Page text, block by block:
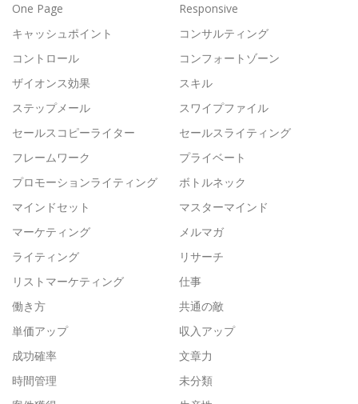
One Page
Responsive
キャッシュポイント
コンサルティング
コントロール
コンフォートゾーン
ザイオンス効果
スキル
ステップメール
スワイプファイル
セールスコピーライター
セールスライティング
フレームワーク
プライベート
プロモーションライティング
ボトルネック
マインドセット
マスターマインド
マーケティング
メルマガ
ライティング
リサーチ
リストマーケティング
仕事
働き方
共通の敵
単価アップ
収入アップ
成功確率
文章力
時間管理
未分類